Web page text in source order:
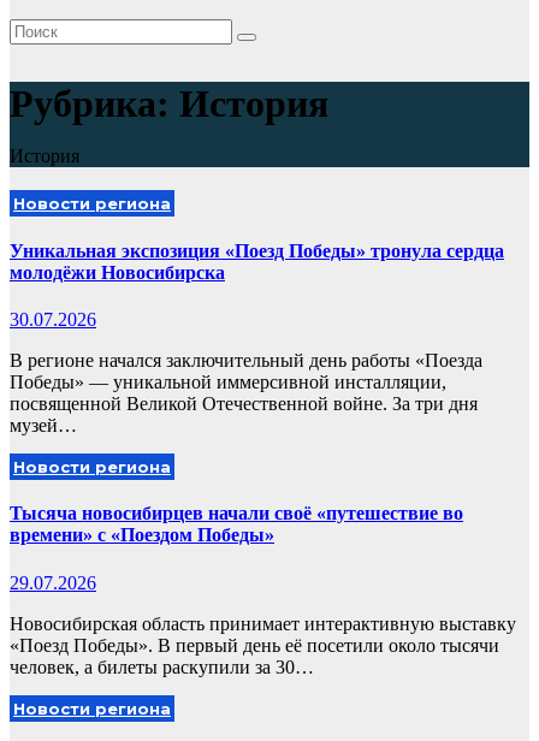
Рубрика: История
История
Новости региона
Уникальная экспозиция «Поезд Победы» тронула сердца
молодёжи Новосибирска
30.07.2026
В регионе начался заключительный день работы «Поезда
Победы» — уникальной иммерсивной инсталляции,
посвященной Великой Отечественной войне. За три дня
музей…
Новости региона
Тысяча новосибирцев начали своё «путешествие во
времени» с «Поездом Победы»
29.07.2026
Новосибирская область принимает интерактивную выставку
«Поезд Победы». В первый день её посетили около тысячи
человек, а билеты раскупили за 30…
Новости региона